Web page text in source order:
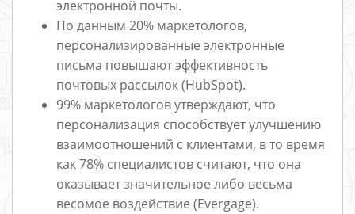
электронной почты.
По данным 20% маркетологов,
персонализированные электронные
письма повышают эффективность
почтовых рассылок (HubSpot).
99% маркетологов утверждают, что
персонализация способствует улучшению
взаимоотношений с клиентами, в то время
как 78% специалистов считают, что она
оказывает значительное либо весьма
весомое воздействие (Evergage).